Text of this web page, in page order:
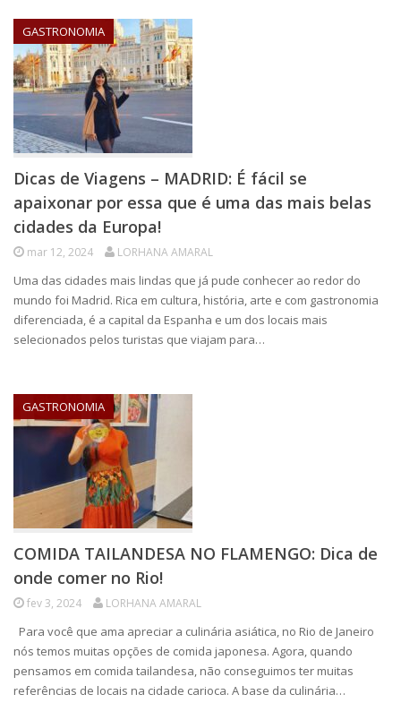
GASTRONOMIA
Dicas de Viagens – MADRID: É fácil se
apaixonar por essa que é uma das mais belas
cidades da Europa!
mar 12, 2024 LORHANA AMARAL
Uma das cidades mais lindas que já pude conhecer ao redor do
mundo foi Madrid. Rica em cultura, história, arte e com gastronomia
diferenciada, é a capital da Espanha e um dos locais mais
selecionados pelos turistas que viajam para…
GASTRONOMIA
COMIDA TAILANDESA NO FLAMENGO: Dica de
onde comer no Rio!
fev 3, 2024 LORHANA AMARAL
Para você que ama apreciar a culinária asiática, no Rio de Janeiro
nós temos muitas opções de comida japonesa. Agora, quando
pensamos em comida tailandesa, não conseguimos ter muitas
referências de locais na cidade carioca. A base da culinária…